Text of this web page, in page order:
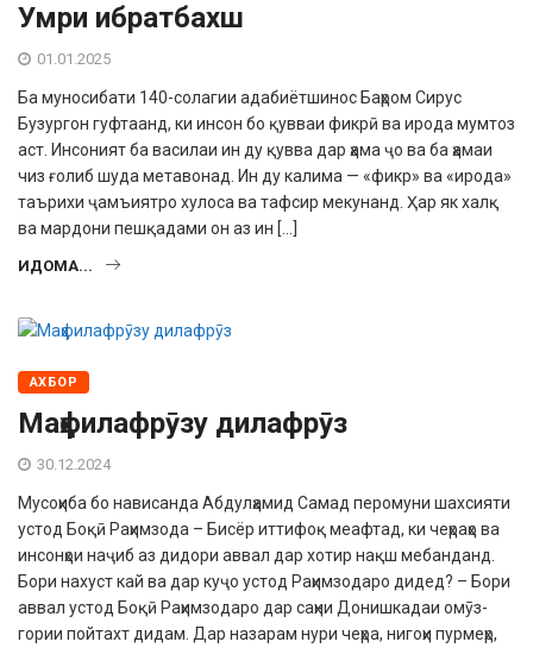
Умри ибратбахш
01.01.2025
Ба муносибати 140-солагии адабиётшинос Баҳром Сирус
Бузургон гуфтаанд, ки инсон бо қувваи фикрӣ ва ирода мумтоз
аст. Инсоният ба василаи ин ду қувва дар ҳама ҷо ва ба ҳамаи
чиз ғолиб шуда метавонад. Ин ду калима — «фикр» ва «ирода»
таърихи ҷамъиятро хулоса ва тафсир мекунанд. Ҳар як халқ
ва мардони пешқадами он аз ин […]
ИДОМА...
АХБОР
Маҳфилафрӯзу дилафрӯз
30.12.2024
Мусоҳиба бо нависанда Абдулҳамид Самад перомуни шахсияти
устод Боқӣ Раҳимзода – Бисёр иттифоқ меафтад, ки чеҳраҳо ва
инсонҳои наҷиб аз дидори аввал дар хотир нақш ме­банданд.
Бори нахуст кай ва дар куҷо устод Раҳимзодаро дидед? – Бори
аввал устод Боқӣ Раҳим­зодаро дар саҳни Донишкадаи омӯз­
гории пойтахт дидам. Дар назарам нури чеҳра, нигоҳи пурмеҳр,